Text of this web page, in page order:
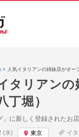
人気イタリアンの姉妹店がオー
タリアン
丁堀）
」に新しく登録されたお
(水) 東京 イ